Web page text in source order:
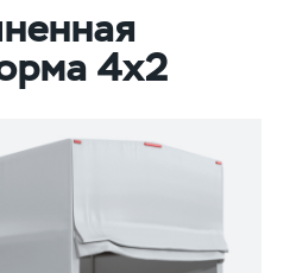
4х2